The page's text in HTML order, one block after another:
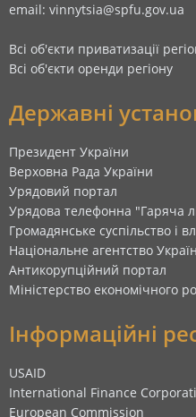
email: vinnytsia@spfu.gov.ua
Всі об'єкти приватизації
Всі об'єкти оренди регіону
Державні
Президент України
Верховна Рада України
Урядовий портал
Урядова телефонна "Гаряча
Громадянське суспільство і
Національне агентство
Антикорупційний портал
Міністерство економічного
Інформаційні
USAID
International Finance
European Commission